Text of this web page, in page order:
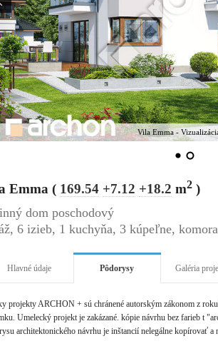
Vila Emma -
Emma ( 169.54 +7.12 +18.2 m2)
dom poschodový
6 izieb, 1 kuchyňa, 3 kúpeľne,
Hlavné údaje Pôdorysy Galéria
projekty ARCHON + sú chránené autorským zákonom z
Umelecký projekt je zakázané. kópie návrhu bez farieb t
architektonického návrhu je inštancií nelegálne kopírovať